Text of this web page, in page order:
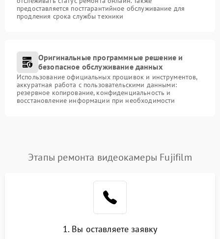
предоставляется постгарантийное обслуживание для
продления срока службы техники
Оригинальные программные решение и
безопасное обслуживание данных
Использование официальных прошивок и инструментов,
аккуратная работа с пользовательскими данными:
резервное копирование, конфиденциальность и
восстановление информации при необходимости
Этапы ремонта видеокамеры Fujifilm
1. Вы оставляете заявку